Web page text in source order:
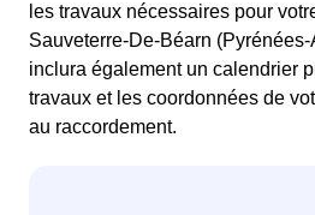
les travaux nécessaires pour
Sauveterre-De-Béarn
inclura également un calendrier
travaux et les coordonnées de
au raccordement.